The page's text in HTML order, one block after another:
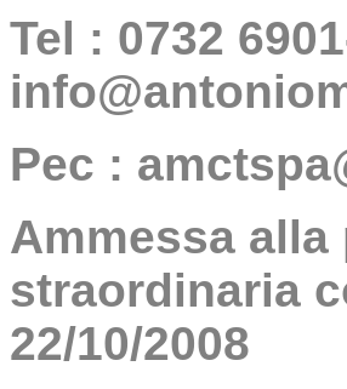
Tel : 0732
Pec :
Ammessa
straordinaria
22/10/2008